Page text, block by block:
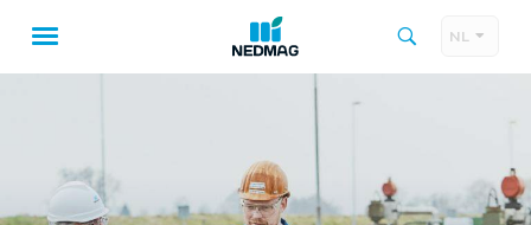
Hoofdnavigatie
NL